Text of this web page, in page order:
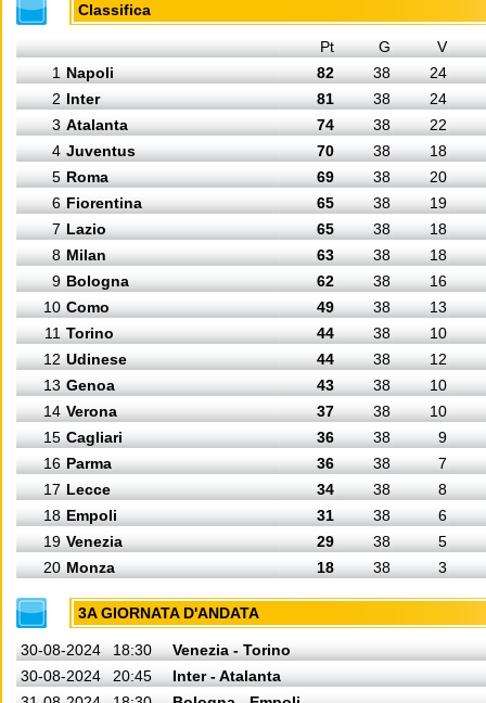
Classifica
Pt G
V
1 Napoli 82 38
24
2 Inter 81 38
24
3 Atalanta 74 38
22
4 Juventus 70 38
18
5 Roma 69 38
20
6 Fiorentina 65 38
19
7 Lazio 65 38
18
8 Milan 63 38
18
9 Bologna 62 38
16
10 Como 49 38
13
11 Torino 44 38
10
12 Udinese 44 38
12
13 Genoa 43 38
10
14 Verona 37 38
10
15 Cagliari 36 38
9
16 Parma 36 38
7
17 Lecce 34 38
8
18 Empoli 31 38
6
19 Venezia 29 38
5
20 Monza 18 38 3
3A GIORNATA D'ANDATA
30-08-2024 18:30
Venezia - Torino
30-08-2024
20:45
Inter - Atalanta